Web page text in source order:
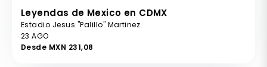
Leyendas de Mexico en CDMX
Estadio Jesus "Palillo" Martinez
23 AGO
Desde MXN 231,08